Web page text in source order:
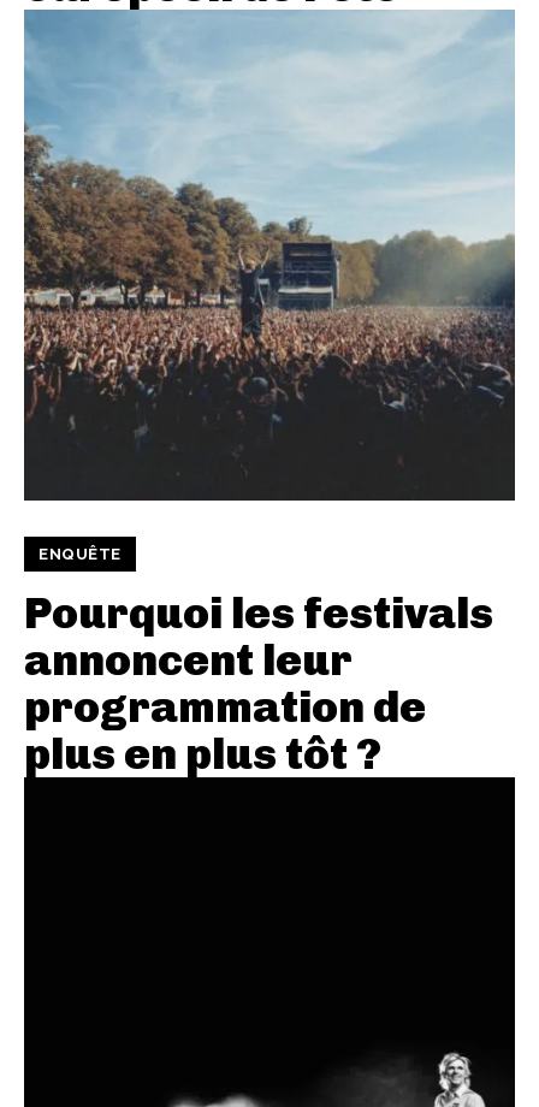
ENQUÊTE
Pourquoi les festivals
annoncent leur
programmation de
plus en plus tôt ?